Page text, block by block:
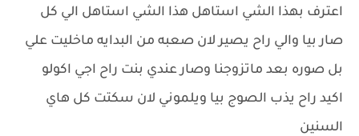
اعترف بهذا الشي استاهل هذا الشي استاهل الي كل
صار بيا والي راح يصير لان صعبه من البدايه ماخليت علي
بل صوره بعد ماتزوجنا وصار عندي بنت راح اجي اكولو
اكيد راح يذب الصوج بيا ويلموني لان سكتت كل هاي
السنين